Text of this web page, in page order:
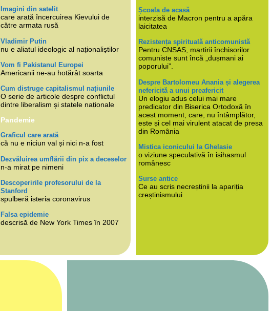
Imagini din satelit
care arată încercuirea Kievului de
către armata rusă
Vladimir Putin
nu e aliatul ideologic al naționaliștilor
Vom fi Pakistanul Europei
Americanii ne-au hotărât soarta
Cum distruge capitalismul națiunile
O serie de articole despre conflictul
dintre liberalism și statele naționale
Pandemie
Graficul care arată
că nu e niciun val și nici n-a fost
Dezvăluirea umflării din pix a deceselor
n-a mirat pe nimeni
Descoperirile profesorului de la
Stanford
spulberă isteria coronavirus
Falsa epidemie
descrisă de New York Times în 2007
Școala de acasă
interzisă de Macron pentru a apăra
laicitatea
Rezistența spirituală anticomunistă
Pentru CNSAS, martirii închisorilor
comuniste sunt încă „dușmani ai
poporului”.
Despre Bartolomeu Anania și alegerea
nefericită a unui preafericit
Un elogiu adus celui mai mare
predicator din Biserica Ortodoxă în
acest moment, care, nu întâmplător,
este și cel mai virulent atacat de presa
din România
Mistica iconicului la Ghelasie
o viziune speculativă în isihasmul
românesc
Surse antice
Ce au scris necreștinii la apariția
creștinismului